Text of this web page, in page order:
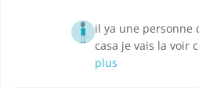
il ya une personne
casa je vais la voir
plus